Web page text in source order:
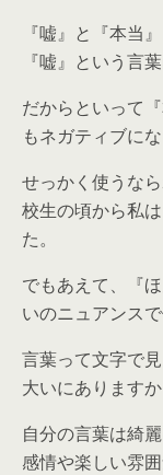
『嘘』と『本当
『嘘』という言
だからといって
もネガティブにな
せっかく使うな
校生の頃から私
た。
でもあえて、『
いのニュアンスで
言葉って文字で
大いにありますか
自分の言葉は綺
感情や楽しい雰